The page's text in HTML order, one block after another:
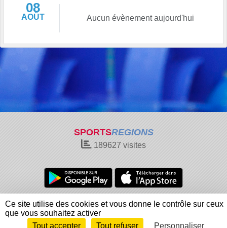
08
AOÛT Aucun évènement aujourd'hui
SPORTSREGIONS
189627 visites
Charte cookies
Gestion des cookies
Informations légales
Signaler un contenu inapproprié
Envie de participer ?
Ce site utilise des cookies et vous donne le contrôle sur ceux
que vous souhaitez activer
Tout accepter
Tout refuser Personnaliser